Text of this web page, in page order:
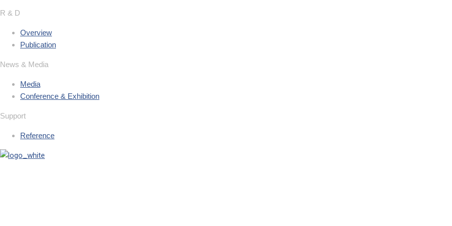
R & D
Overview
Publication
News & Media
Media
Conference & Exhibition
Support
Reference